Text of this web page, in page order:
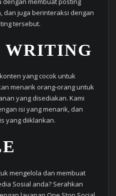
dan juga berinteraksi dengan
tersebut.
WRITING
yang cocok untuk
menarik orang-orang untuk
yang disediakan. Kami
isi yang menarik, dan
yang diiklankan.
mengelola dan membuat
Sosial anda? Serahkan